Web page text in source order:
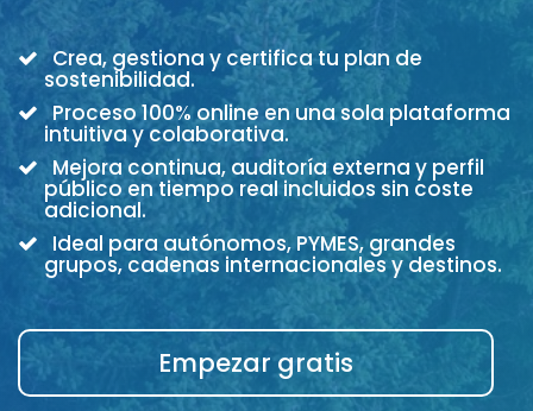
Crea, gestiona y certifica tu plan de
sostenibilidad.
Proceso 100% online en una sola plataforma
intuitiva y colaborativa.
Mejora continua, auditoría externa y perfil
público en tiempo real incluidos sin coste
adicional.
Ideal para autónomos, PYMES, grandes
grupos, cadenas internacionales y destinos.
Empezar gratis